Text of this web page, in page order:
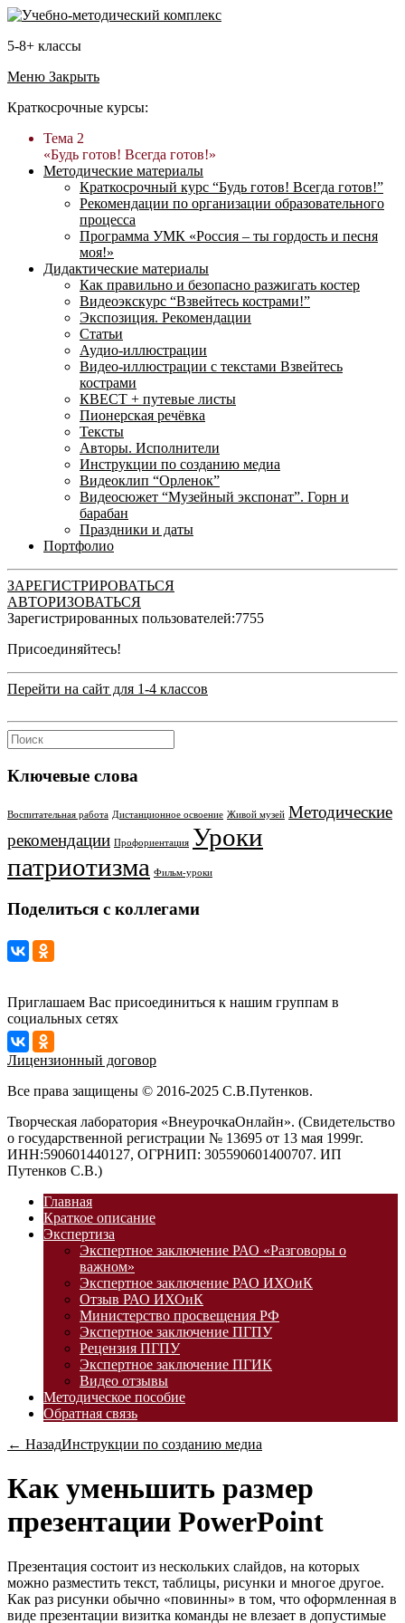
5-8+ классы
Меню Закрыть
Краткосрочные курсы:
Тема 2
«Будь готов! Всегда готов!»
Методические материалы
Краткосрочный курс “Будь готов! Всегда готов!”
Рекомендации по организации образовательного
процесса
Программа УМК «Россия – ты гордость и песня
моя!»
Дидактические материалы
Как правильно и безопасно разжигать костер
Видеоэкскурс “Взвейтесь кострами!”
Экспозиция. Рекомендации
Статьи
Аудио-иллюстрации
Видео-иллюстрации с текстами Взвейтесь
кострами
КВЕСТ + путевые листы
Пионерская речёвка
Тексты
Авторы. Исполнители
Инструкции по созданию медиа
Видеоклип “Орленок”
Видеосюжет “Музейный экспонат”. Горн и
барабан
Праздники и даты
Портфолио
ЗАРЕГИСТРИРОВАТЬСЯ
АВТОРИЗОВАТЬСЯ
Зарегистрированных пользователей:7755
Присоединяйтесь!
Перейти на сайт для 1-4 классов
Ключевые слова
Воспитательная работа Дистанционное освоение Живой музей Методические
рекомендации Профориентация Уроки
патриотизма Фильм-уроки
Поделиться с коллегами
Приглашаем Вас присоединиться к нашим группам в
социальных сетях
Лицензионный договор
Все права защищены © 2016-2025 С.В.Путенков.
Творческая лаборатория «ВнеурочкаОнлайн». (Свидетельство
о государственной регистрации № 13695 от 13 мая 1999г.
ИНН:590601440127, ОГРНИП: 305590601400707. ИП
Путенков С.В.)
Главная
Краткое описание
Экспертиза
Экспертное заключение РАО «Разговоры о
важном»
Экспертное заключение РАО ИХОиК
Отзыв РАО ИХОиК
Министерство просвещения РФ
Экспертное заключение ПГПУ
Рецензия ПГПУ
Экспертное заключение ПГИК
Видео отзывы
Методическое пособие
Обратная связь
← НазадИнструкции по созданию медиа
Как уменьшить размер
презентации PowerPoint
Презентация состоит из нескольких слайдов, на которых
можно разместить текст, таблицы, рисунки и многое другое.
Как раз рисунки обычно «повинны» в том, что оформленная в
виде презентации визитка команды не влезает в допустимые